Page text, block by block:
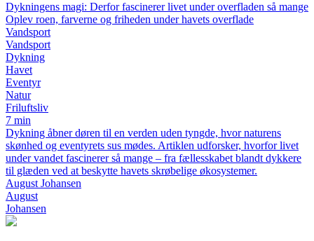
Dykningens magi: Derfor fascinerer livet under overfladen så mange
Oplev roen, farverne og friheden under havets overflade
Vandsport
Vandsport
Dykning
Havet
Eventyr
Natur
Friluftsliv
7 min
Dykning åbner døren til en verden uden tyngde, hvor naturens
skønhed og eventyrets sus mødes. Artiklen udforsker, hvorfor livet
under vandet fascinerer så mange – fra fællesskabet blandt dykkere
til glæden ved at beskytte havets skrøbelige økosystemer.
August Johansen
August
Johansen